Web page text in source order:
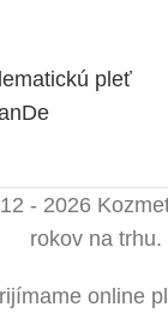
pleť
- 2026
rokov na trhu.
online